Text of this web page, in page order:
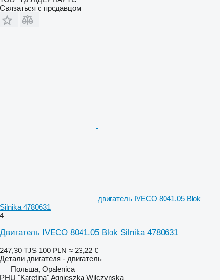
Связаться с продавцом
двигатель IVECO 8041.05 Blok
Silnika 4780631
4
Двигатель IVECO 8041.05 Blok Silnika 4780631
247,30 TJS 100 PLN ≈ 23,22 €
Детали двигателя - двигатель
Польша, Opalenica
PHU "Karetina" Agnieszka Wilczyńska